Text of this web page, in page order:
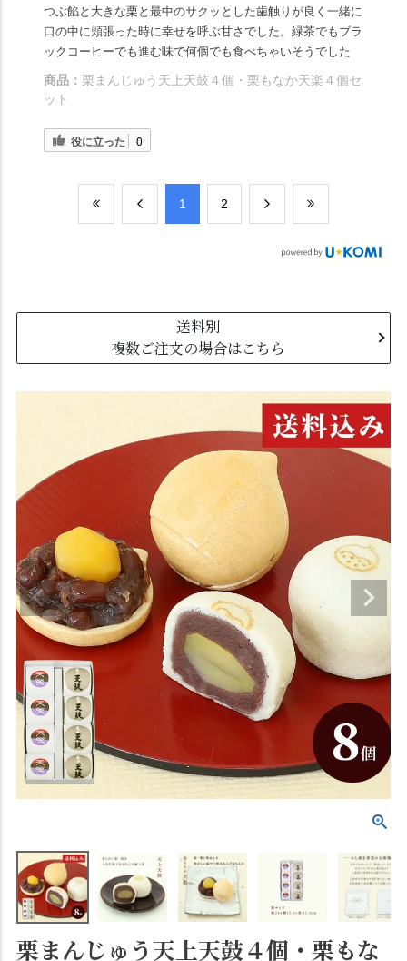
つぶ餡と大きな栗と最中のサクッとした歯触りが良く一緒に
口の中に頬張った時に幸せを呼ぶ甘さでした。緑茶でもブラ
ックコーヒーでも進む味で何個でも食べちゃいそうでした
商品： 栗まんじゅう天上天鼓４個・栗もなか天楽４個セ
ット
役に立った 0
​1 ​2
送料別
複数ご注文の場合はこちら
栗まんじゅう天上天鼓４個・栗もな